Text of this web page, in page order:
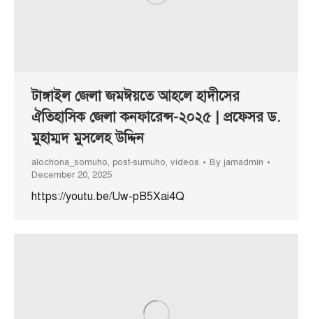
টাঙ্গাইল জেলা জমঈয়তে আহলে হাদীসের
ঐতিহাসিক জেলা কনফারেন্স-২০২৫ | প্রফেসর ড.
মুহাম্মদ মুসলেহ উদ্দিন
alochona_somuho, post-sumuho, videos By jamadmin
December 20, 2025
https://youtu.be/Uw-pB5Xai4Q